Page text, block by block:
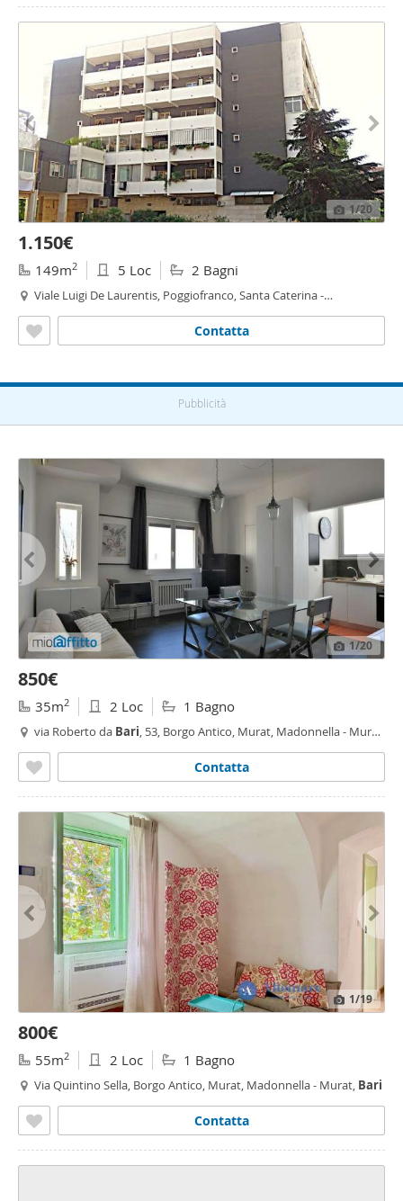
1/20
1.150€
149m2 5 Loc 2 Bagni
Viale Luigi De Laurentis, Poggiofranco, Santa Caterina -
Contatta
Pubblicità
1/20
850€
35m2 2 Loc 1 Bagno
via Roberto da Bari, 53, Borgo Antico, Murat, Madonnella - Murat,
Contatta
1/19
800€
55m2 2 Loc 1 Bagno
Via Quintino Sella, Borgo Antico, Murat, Madonnella - Murat, Bari
Contatta